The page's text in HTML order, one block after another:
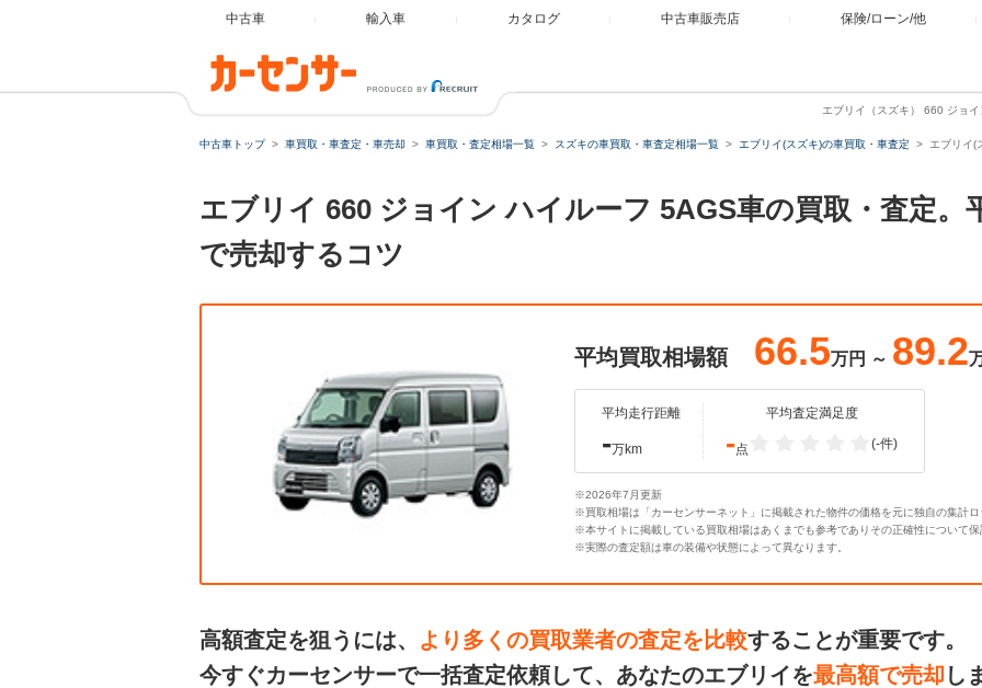
中古車 輸入車 カタログ 中古車販売店 保険/ローン/他
エブリイ（スズキ） 660 ジョ
中古車トップ 車買取・車査定・車売却 車買取・査定相場一覧 スズキの車買取・車査定相場一覧 エブリイ(スズキ)の車買取・車査定 エブリイ(
エブリイ 660 ジョイン ハイルーフ 5AGS車の買取・査定。
で売却するコツ
平均買取相場額 66.5万円 ～ 89.2
平均走行距離
-万km
平均査定満足度
-点 (-件)
※2026年7月更新
※買取相場は「カーセンサーネット」に掲載された物件の価格を元に独自の集計ロ
※本サイトに掲載している買取相場はあくまでも参考でありその正確性について保
※実際の査定額は車の装備や状態によって異なります。
高額査定を狙うには、 より多くの買取業者の査定を比較することが重要です。
今すぐカーセンサーで一括査定依頼して、あなたのエブリイを最高額で売却 し